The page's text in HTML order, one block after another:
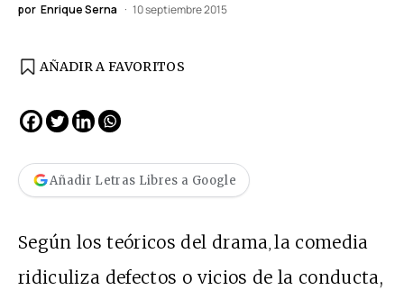
por Enrique Serna 10 septiembre 2015
AÑADIR A FAVORITOS
Añadir Letras Libres a Google
Según los teóricos del drama,la comedia
ridiculiza defectos o vicios de la conducta,